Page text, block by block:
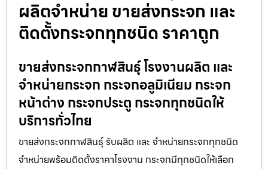
ผลิตจำหน่าย ขายส่งกระจก และ
ติดตั้งกระจกทุกชนิด ราคาถูก
ขายส่งกระจกกาฬสินธุ์ โรงงานผลิต และ
จำหน่ายกระจก กระจกอลูมิเนียม กระจก
หน้าต่าง กระจกประตู กระจกทุกชนิดให้
บริการทั่วไทย
ขายส่งกระจกกาฬสินธุ์ รับผลิต และ จำหน่ายกระจกทุกชนิด
จำหน่ายพร้อมติดตั้งราคาโรงงาน กระจกมีทุกชนิดให้เลือก